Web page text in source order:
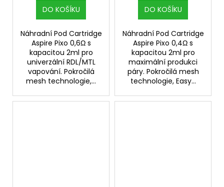
DO KOŠÍKU
Náhradní Pod Cartridge
Aspire Pixo 0,6Ω s
kapacitou 2ml pro
univerzální RDL/MTL
vapování. Pokročilá
mesh technologie,...
DO KOŠÍKU
Náhradní Pod Cartridge
Aspire Pixo 0,4Ω s
kapacitou 2ml pro
maximální produkci
páry. Pokročilá mesh
technologie, Easy...